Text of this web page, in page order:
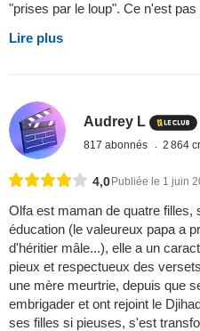
"prises par le loup". Ce n'est pas
Lire plus
Audrey L
817 abonnés 2 864
4,0Publiée le 1 juin
Olfa est maman de quatre filles,
éducation (le valeureux papa a
d'héritier mâle...), elle a un
pieux et respectueux des
une mère meurtrie, depuis que
embrigader et ont rejoint le
ses filles si pieuses, s'est